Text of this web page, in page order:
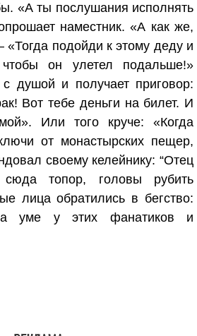
«А ты послушания исполнять
наместник. «А как же,
подойди к этому деду и
он улетел подальше!»
душой и получает приговор:
Вот тебе деньги на билет. И
Или того круче: «Когда
от монастырских пещер,
своему келейнику: “Отец
топор, головы рубить
лица обратились в бегство:
уме у этих фанатиков и